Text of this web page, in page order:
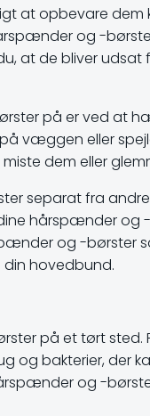
at opbevare dem
og -
at de bliver udsat
på er ved at
væggen eller
dem eller
separat fra
hårspænder og
og -børster
din hovedbund.
på et tørt sted.
og bakterier, der
og -